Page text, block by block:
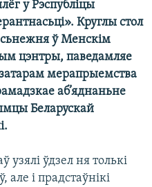
у Рэспубліцы
Круглы стол
сьнежня ў Менскім
цэнтры, паведамляе
мерапрыемства
аб’яднаньне
Беларускай
ўдзел ня толькі
але і прадстаўнікі